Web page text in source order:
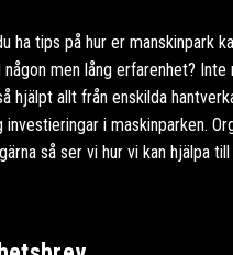
ha tips på hur er manskinpark
någon men lång erfarenhet?
hjälpt allt från enskilda
investieringar i maskinparken.
så ser vi hur vi kan hjälpa